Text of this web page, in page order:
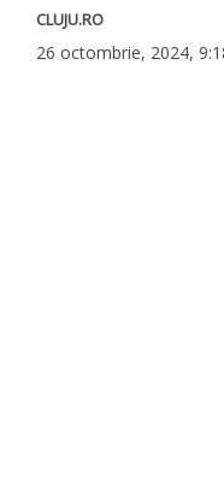
CLUJU.RO
26 octombrie, 2024,